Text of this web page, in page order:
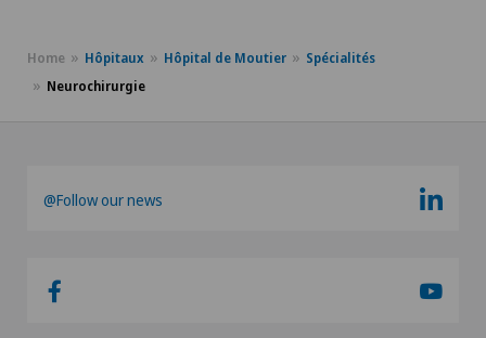
Home Hôpitaux Hôpital de Moutier
Spécialités
Neurochirurgie
@Follow our news